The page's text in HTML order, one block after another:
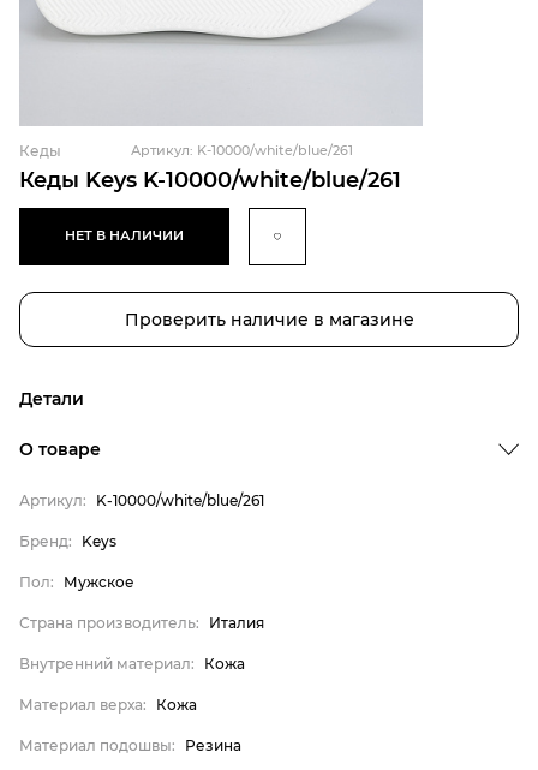
Кеды Keys K-10000/white/blue/261
Кеды Артикул: K-10000/white/blue/261
НЕТ В НАЛИЧИИ
Проверить наличие в магазине
Детали
Страна производитель
Внутренний материал
Материал верха
Материал подошвы
Материал стельки
О товаре
Артикул: K-10000/white/blue/261
Бренд: Keys
Пол: Мужское
Страна производитель: Италия
Внутренний материал: Кожа
Материал верха: Кожа
Материал подошвы: Резина